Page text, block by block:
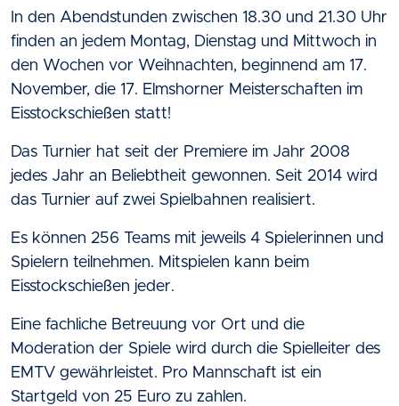
In den Abendstunden zwischen 18.30 und 21.30 Uhr
finden an jedem Montag, Dienstag und Mittwoch in
den Wochen vor Weihnachten, beginnend am 17.
November, die 17. Elmshorner Meisterschaften im
Eisstockschießen statt!
Das Turnier hat seit der Premiere im Jahr 2008
jedes Jahr an Beliebtheit gewonnen. Seit 2014 wird
das Turnier auf zwei Spielbahnen realisiert.
Es können 256 Teams mit jeweils 4 Spielerinnen und
Spielern teilnehmen. Mitspielen kann beim
Eisstockschießen jeder.
Eine fachliche Betreuung vor Ort und die
Moderation der Spiele wird durch die Spielleiter des
EMTV gewährleistet. Pro Mannschaft ist ein
Startgeld von 25 Euro zu zahlen.